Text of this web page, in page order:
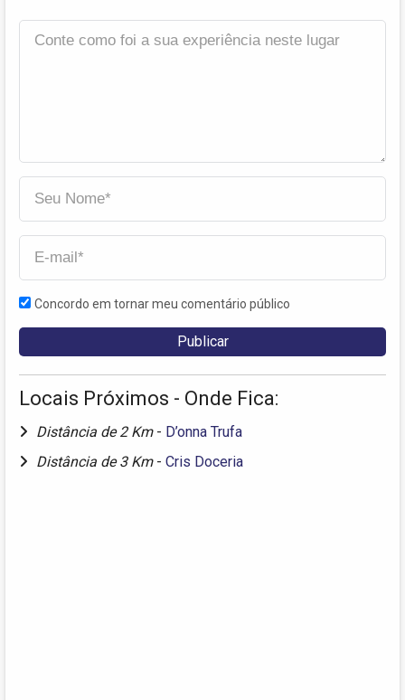
Concordo em tornar meu comentário público
Locais Próximos - Onde Fica:
Distância de 2 Km - D’onna Trufa
Distância de 3 Km - Cris Doceria